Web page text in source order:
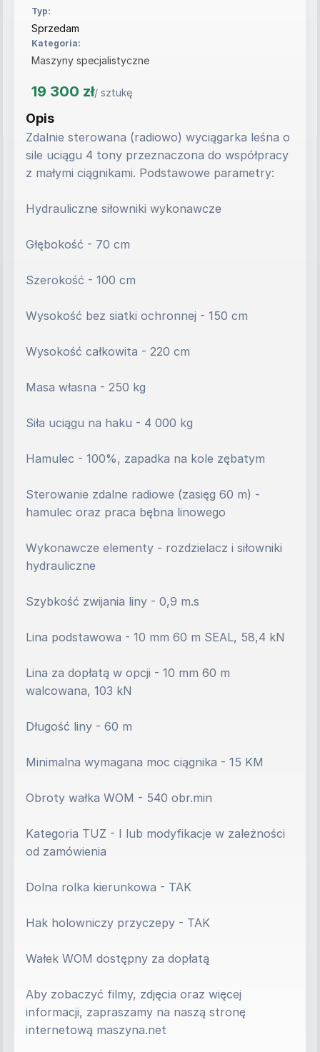
Typ:
Sprzedam
Kategoria:
Maszyny specjalistyczne
19 300 zł/ sztukę
Opis
Zdalnie sterowana (radiowo) wyciągarka leśna o
sile uciągu 4 tony przeznaczona do współpracy
z małymi ciągnikami. Podstawowe parametry:
Hydrauliczne siłowniki wykonawcze
Głębokość - 70 cm
Szerokość - 100 cm
Wysokość bez siatki ochronnej - 150 cm
Wysokość całkowita - 220 cm
Masa własna - 250 kg
Siła uciągu na haku - 4 000 kg
Hamulec - 100%, zapadka na kole zębatym
Sterowanie zdalne radiowe (zasięg 60 m) -
hamulec oraz praca bębna linowego
Wykonawcze elementy - rozdzielacz i siłowniki
hydrauliczne
Szybkość zwijania liny - 0,9 m.s
Lina podstawowa - 10 mm 60 m SEAL, 58,4 kN
Lina za dopłatą w opcji - 10 mm 60 m
walcowana, 103 kN
Długość liny - 60 m
Minimalna wymagana moc ciągnika - 15 KM
Obroty wałka WOM - 540 obr.min
Kategoria TUZ - I lub modyfikacje w zależności
od zamówienia
Dolna rolka kierunkowa - TAK
Hak holowniczy przyczepy - TAK
Wałek WOM dostępny za dopłatą
Aby zobaczyć filmy, zdjęcia oraz więcej
informacji, zapraszamy na naszą stronę
internetową maszyna.net